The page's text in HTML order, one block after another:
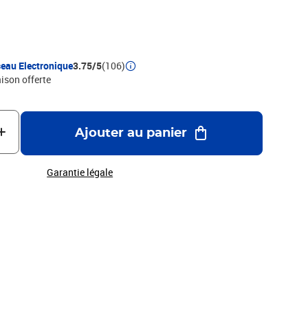
Electronique3.75/5(106)
offerte
Ajouter au panier
Garantie légale